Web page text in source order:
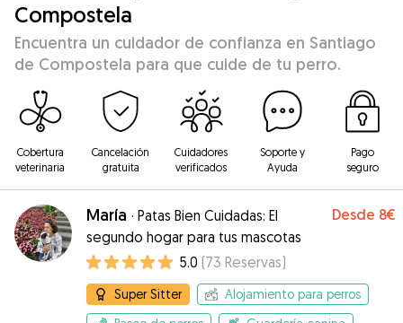
Compostela
Encuentra un cuidador de confianza en Santiago
de Compostela para que cuide de tu perro.
Cobertura
veterinaria
Cancelación
gratuita
Cuidadores
verificados
Soporte y
Ayuda
Pago
seguro
María · Patas Bien Cuidadas: El
segundo hogar para tus mascotas
Desde 8€
5.0 (73 Reservas)
Super Sitter
Alojamiento para perros